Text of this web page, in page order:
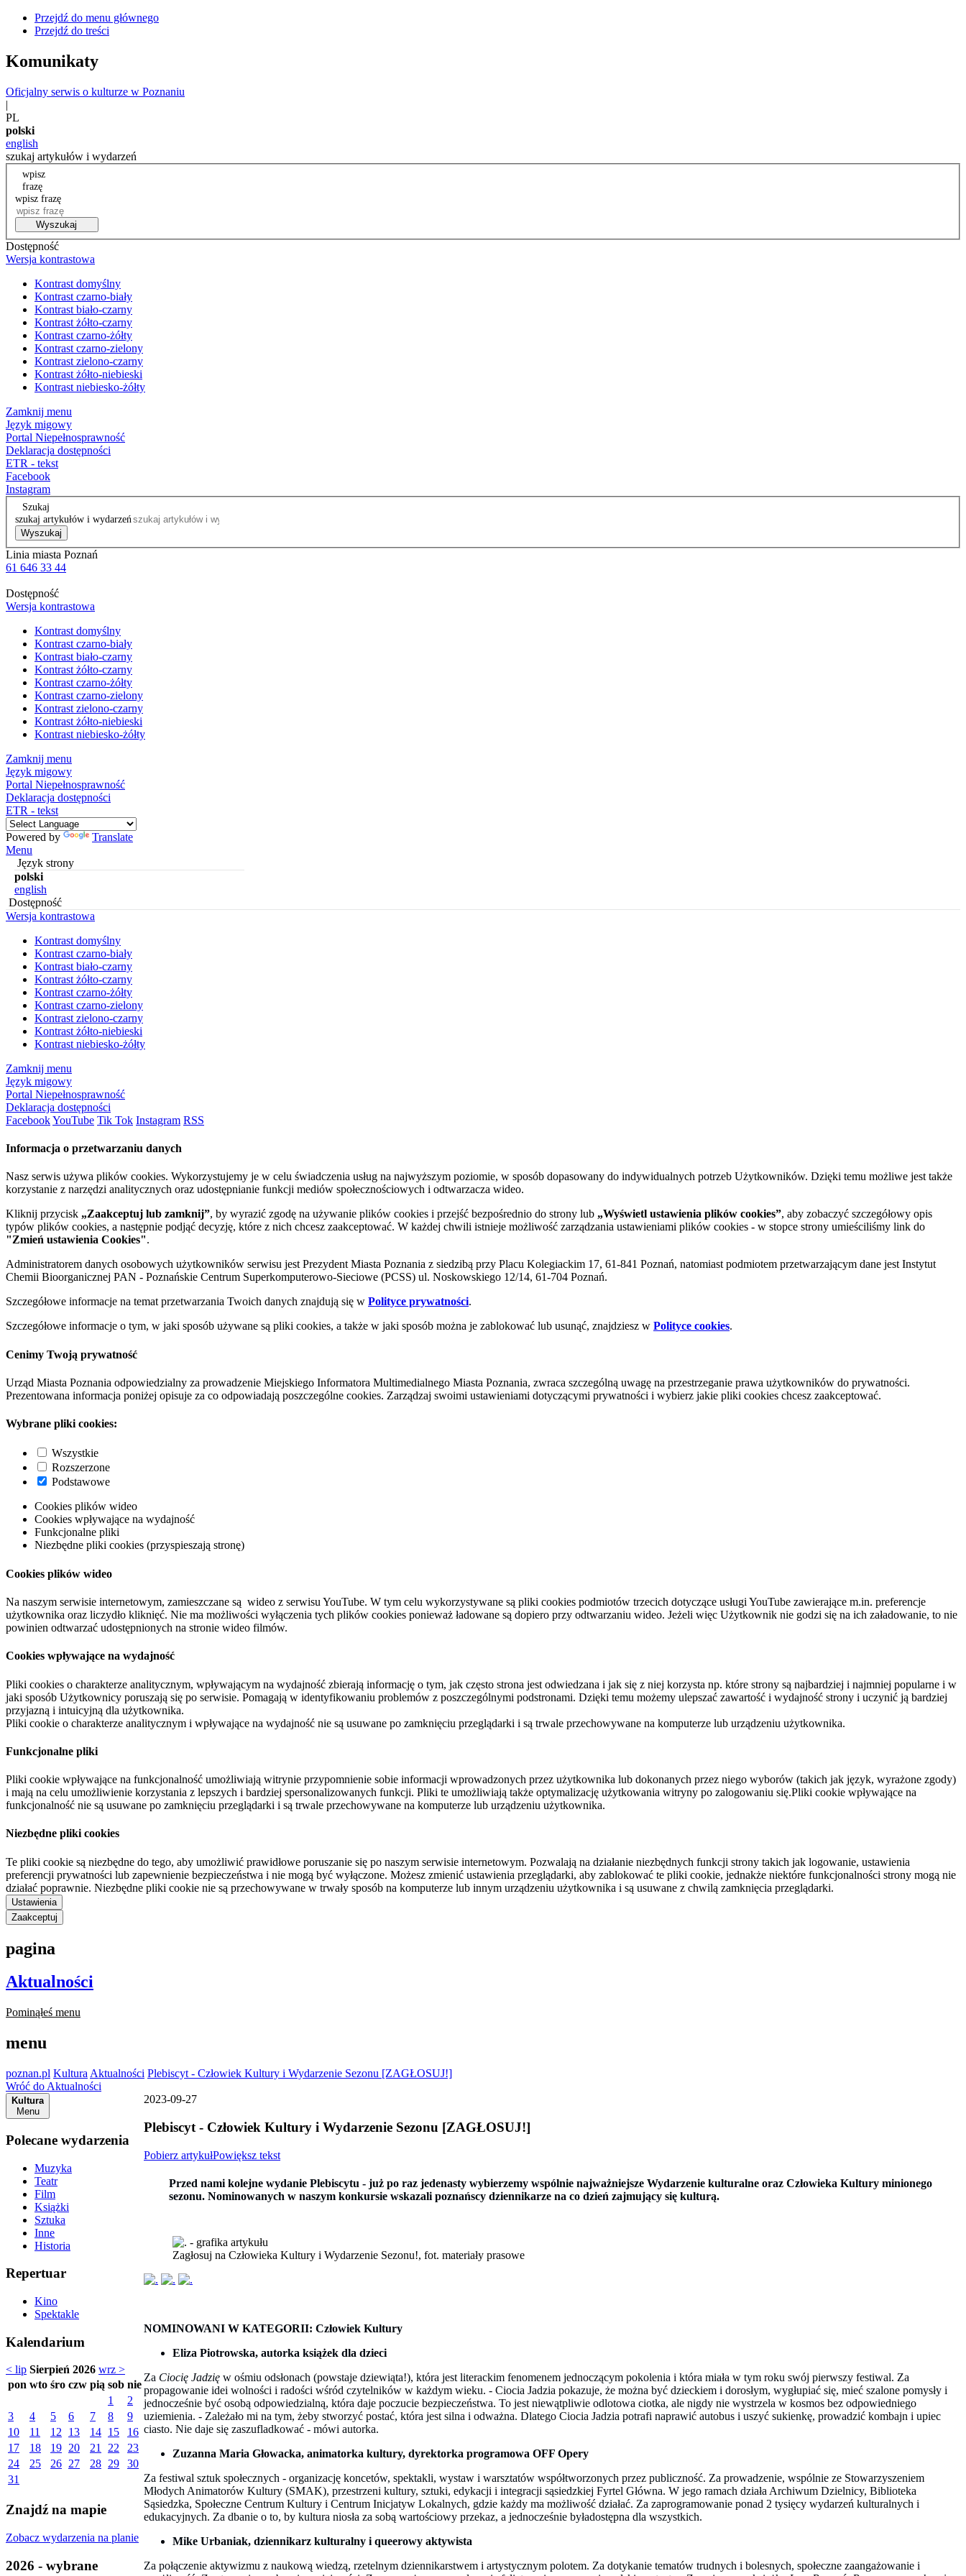
Przejdź do menu głównego
Przejdź do treści
Komunikaty
Oficjalny serwis o kulturze w Poznaniu
|
PL
polski
english
szukaj artykułów i wydarzeń
wpisz
frazę
wpisz frazę
Wyszukaj
Dostępność
Wersja kontrastowa
Kontrast domyślny
Kontrast czarno-biały
Kontrast biało-czarny
Kontrast żółto-czarny
Kontrast czarno-żółty
Kontrast czarno-zielony
Kontrast zielono-czarny
Kontrast żółto-niebieski
Kontrast niebiesko-żółty
Zamknij menu
Język migowy
Portal Niepełnosprawność
Deklaracja dostępności
ETR - tekst
Facebook
Instagram
Szukaj
szukaj artykułów i wydarzeń
Wyszukaj
Linia miasta Poznań
61 646 33 44
Dostępność
Wersja kontrastowa
Kontrast domyślny
Kontrast czarno-biały
Kontrast biało-czarny
Kontrast żółto-czarny
Kontrast czarno-żółty
Kontrast czarno-zielony
Kontrast zielono-czarny
Kontrast żółto-niebieski
Kontrast niebiesko-żółty
Zamknij menu
Język migowy
Portal Niepełnosprawność
Deklaracja dostępności
ETR - tekst
Powered by
Translate
Menu
Język strony
polski
english
Dostępność
Wersja kontrastowa
Kontrast domyślny
Kontrast czarno-biały
Kontrast biało-czarny
Kontrast żółto-czarny
Kontrast czarno-żółty
Kontrast czarno-zielony
Kontrast zielono-czarny
Kontrast żółto-niebieski
Kontrast niebiesko-żółty
Zamknij menu
Język migowy
Portal Niepełnosprawność
Deklaracja dostępności
FacebookYouTube Tik Tok Instagram RSS
Informacja o przetwarzaniu danych
Nasz serwis używa plików cookies. Wykorzystujemy je w celu świadczenia usług na najwyższym poziomie, w sposób dopasowany do indywidualnych potrzeb Użytkowników. Dzięki temu możliwe jest także
korzystanie z narzędzi analitycznych oraz udostępnianie funkcji mediów społecznościowych i odtwarzacza wideo.
Kliknij przycisk „Zaakceptuj lub zamknij”, by wyrazić zgodę na używanie plików cookies i przejść bezpośrednio do strony lub „Wyświetl ustawienia plików cookies”, aby zobaczyć szczegółowy opis
typów plików cookies, a następnie podjąć decyzję, które z nich chcesz zaakceptować. W każdej chwili istnieje możliwość zarządzania ustawieniami plików cookies - w stopce strony umieściliśmy link do
"Zmień ustawienia Cookies".
Administratorem danych osobowych użytkowników serwisu jest Prezydent Miasta Poznania z siedzibą przy Placu Kolegiackim 17, 61-841 Poznań, natomiast podmiotem przetwarzającym dane jest Instytut
Chemii Bioorganicznej PAN - Poznańskie Centrum Superkomputerowo-Sieciowe (PCSS) ul. Noskowskiego 12/14, 61-704 Poznań.
Szczegółowe informacje na temat przetwarzania Twoich danych znajdują się w Polityce prywatności.
Szczegółowe informacje o tym, w jaki sposób używane są pliki cookies, a także w jaki sposób można je zablokować lub usunąć, znajdziesz w Polityce cookies.
Cenimy Twoją prywatność
Urząd Miasta Poznania odpowiedzialny za prowadzenie Miejskiego Informatora Multimedialnego Miasta Poznania, zwraca szczególną uwagę na przestrzeganie prawa użytkowników do prywatności.
Prezentowana informacja poniżej opisuje za co odpowiadają poszczególne cookies. Zarządzaj swoimi ustawieniami dotyczącymi prywatności i wybierz jakie pliki cookies chcesz zaakceptować.
Wybrane pliki cookies:
Wszystkie
Rozszerzone
Podstawowe
Cookies plików wideo
Cookies wpływające na wydajność
Funkcjonalne pliki
Niezbędne pliki cookies (przyspieszają stronę)
Cookies plików wideo
Na naszym serwisie internetowym, zamieszczane są wideo z serwisu YouTube. W tym celu wykorzystywane są pliki cookies podmiotów trzecich dotyczące usługi YouTube zawierające m.in. preferencje
użytkownika oraz liczydło kliknięć. Nie ma możliwości wyłączenia tych plików cookies ponieważ ładowane są dopiero przy odtwarzaniu wideo. Jeżeli więc Użytkownik nie godzi się na ich załadowanie, to nie
powinien odtwarzać udostępnionych na stronie wideo filmów.
Cookies wpływające na wydajność
Pliki cookies o charakterze analitycznym, wpływającym na wydajność zbierają informację o tym, jak często strona jest odwiedzana i jak się z niej korzysta np. które strony są najbardziej i najmniej popularne i w
jaki sposób Użytkownicy poruszają się po serwisie. Pomagają w identyfikowaniu problemów z poszczególnymi podstronami. Dzięki temu możemy ulepszać zawartość i wydajność strony i uczynić ją bardziej
przyjazną i intuicyjną dla użytkownika.
Pliki cookie o charakterze analitycznym i wpływające na wydajność nie są usuwane po zamknięciu przeglądarki i są trwale przechowywane na komputerze lub urządzeniu użytkownika.
Funkcjonalne pliki
Pliki cookie wpływające na funkcjonalność umożliwiają witrynie przypomnienie sobie informacji wprowadzonych przez użytkownika lub dokonanych przez niego wyborów (takich jak język, wyrażone zgody)
i mają na celu umożliwienie korzystania z lepszych i bardziej spersonalizowanych funkcji. Pliki te umożliwiają także optymalizację użytkowania witryny po zalogowaniu się.Pliki cookie wpływające na
funkcjonalność nie są usuwane po zamknięciu przeglądarki i są trwale przechowywane na komputerze lub urządzeniu użytkownika.
Niezbędne pliki cookies
Te pliki cookie są niezbędne do tego, aby umożliwić prawidłowe poruszanie się po naszym serwisie internetowym. Pozwalają na działanie niezbędnych funkcji strony takich jak logowanie, ustawienia
preferencji prywatności lub zapewnienie bezpieczeństwa i nie mogą być wyłączone. Możesz zmienić ustawienia przeglądarki, aby zablokować te pliki cookie, jednakże niektóre funkcjonalności strony mogą nie
działać poprawnie. Niezbędne pliki cookie nie są przechowywane w trwały sposób na komputerze lub innym urządzeniu użytkownika i są usuwane z chwilą zamknięcia przeglądarki.
Ustawienia
Zaakceptuj
pagina
Aktualności
Pominąłeś menu
menu
poznan.pl Kultura Aktualności Plebiscyt - Człowiek Kultury i Wydarzenie Sezonu [ZAGŁOSUJ!]
Wróć do Aktualności
Kultura
Menu
Polecane wydarzenia
Muzyka
Teatr
Film
Książki
Sztuka
Inne
Historia
Repertuar
Kino
Spektakle
Kalendarium
< lip Sierpień 2026 wrz >
pon wto śro czw pią sob nie
1
2
3
4 5 6 7 8
9
10
11 12 13 14 15
16
17
18 19 20 21 22
23
24
25 26 27 28 29
30
31
Znajdź na mapie
Zobacz wydarzenia na planie
2026 - wybrane
2023-09-27
Plebiscyt - Człowiek Kultury i Wydarzenie Sezonu [ZAGŁOSUJ!]
Pobierz artykułPowiększ tekst
Przed nami kolejne wydanie Plebiscytu - już po raz jedenasty wybierzemy wspólnie najważniejsze Wydarzenie kulturalne oraz Człowieka Kultury minionego
sezonu. Nominowanych w naszym konkursie wskazali poznańscy dziennikarze na co dzień zajmujący się kulturą.
Zagłosuj na Człowieka Kultury i Wydarzenie Sezonu!, fot. materiały prasowe
NOMINOWANI W KATEGORII: Człowiek Kultury
Eliza Piotrowska, autorka książek dla dzieci
Za Ciocię Jadzię w ośmiu odsłonach (powstaje dziewiąta!), która jest literackim fenomenem jednoczącym pokolenia i która miała w tym roku swój pierwszy festiwal. Za
propagowanie idei wolności i radości wśród czytelników w każdym wieku. - Ciocia Jadzia pokazuje, że można być dzieckiem i dorosłym, wygłupiać się, mieć szalone pomysły i
jednocześnie być osobą odpowiedzialną, która daje poczucie bezpieczeństwa. To jest niewątpliwie odlotowa ciotka, ale nigdy nie wystrzela w kosmos bez odpowiedniego
uziemienia. - Zależało mi na tym, żeby stworzyć postać, która jest silna i odważna. Dlatego Ciocia Jadzia potrafi naprawić autobus i uszyć sukienkę, prowadzić kombajn i upiec
ciasto. Nie daje się zaszufladkować - mówi autorka.
Zuzanna Maria Głowacka, animatorka kultury, dyrektorka programowa OFF Opery
Za festiwal sztuk społecznych - organizację koncetów, spektakli, wystaw i warsztatów współtworzonych przez publiczność. Za prowadzenie, wspólnie ze Stowarzyszeniem
Młodych Animatorów Kultury (SMAK), przestrzeni kultury, sztuki, edykacji i integracji sąsiedzkiej Fyrtel Główna. W jego ramach działa Archiwum Dzielnicy, Biblioteka
Sąsiedzka, Społeczne Centrum Kultury i Centrum Inicjatyw Lokalnych, gdzie każdy ma możliwość działać. Za zaprogramowanie ponad 2 tysięcy wydarzeń kulturalnych i
edukacyjnych. Za dbanie o to, by kultura niosła za sobą wartościowy przekaz, a jednocześnie byładostępna dla wszystkich.
Mike Urbaniak, dziennikarz kulturalny i queerowy aktywista
Za połączenie aktywizmu z naukową wiedzą, rzetelnym dziennikarstwem i artystycznym polotem. Za dotykanie tematów trudnych i bolesnych, społeczne zaangażowanie i